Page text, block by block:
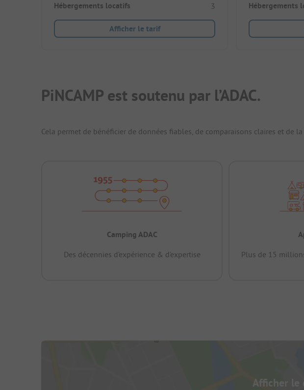
Hébergements locatifs 3
Afficher le tarif
Hébergements
PiNCAMP est soutenu par l’ADAC.
Cela permet de bénéficier de données fiables, de comparaisons claires et de
Camping ADAC
Des décennies d’expérience & d’expertise Plus de 15
Afficher le